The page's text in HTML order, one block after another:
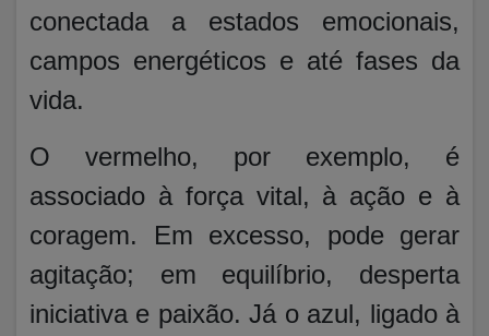
conectada a estados emocionais,
campos energéticos e até fases da
vida.
O vermelho, por exemplo, é
associado à força vital, à ação e à
coragem. Em excesso, pode gerar
agitação; em equilíbrio, desperta
iniciativa e paixão. Já o azul, ligado à